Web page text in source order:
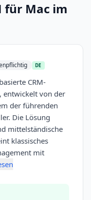
für Mac im
DE
CRM-
entwickelt von der
der führenden
Die Lösung
mittelständische
klassisches
mit